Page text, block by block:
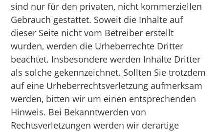
sind nur für den privaten, nicht kommerziellen
Gebrauch gestattet. Soweit die Inhalte auf
dieser Seite nicht vom Betreiber erstellt
wurden, werden die Urheberrechte Dritter
beachtet. Insbesondere werden Inhalte Dritter
als solche gekennzeichnet. Sollten Sie trotzdem
auf eine Urheberrechtsverletzung aufmerksam
werden, bitten wir um einen entsprechenden
Hinweis. Bei Bekanntwerden von
Rechtsverletzungen werden wir derartige